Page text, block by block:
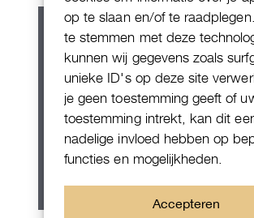
op te slaan en/of te
te stemmen met deze
kunnen wij gegevens zoals
unieke ID's op deze site
je geen toestemming geeft of
toestemming intrekt, kan dit
nadelige invloed hebben op
functies en mogelijkheden.
Accepteren